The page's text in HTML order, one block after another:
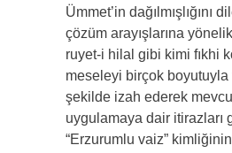
Ümmet’in dağılmışlığını
çözüm arayışlarına
ruyet-i hilal gibi kimi fıkhi
meseleyi birçok boyutuyla
şekilde izah ederek
uygulamaya dair itirazları
“Erzurumlu vaiz”